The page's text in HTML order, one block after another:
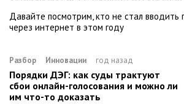
Давайте посмотрим, кто не стал вводить
через интернет в этом году
Разбор Инновации год назад
Порядки ДЭГ: как суды трактуют
сбои онлайн-голосования и можно ли
им что-то доказать